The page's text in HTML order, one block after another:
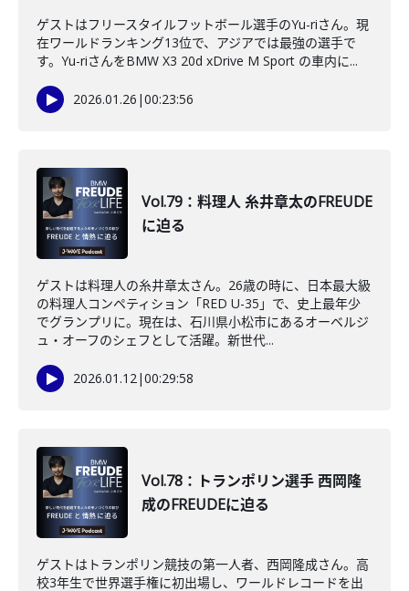
ゲストはフリースタイルフットボール選手のYu-riさん。現
在ワールドランキング13位で、アジアでは最強の選手で
す。Yu-riさんをBMW X3 20d xDrive M Sport の車内に...
2026.01.26 |00:23:56
Vol.79：料理人 糸井章太のFREUDE
に迫る
ゲストは料理人の糸井章太さん。26歳の時に、日本最大級
の料理人コンペティション「RED U-35」で、史上最年少
でグランプリに。現在は、石川県小松市にあるオーベルジ
ュ・オーフのシェフとして活躍。新世代...
2026.01.12|00:29:58
Vol.78：トランポリン選手 西岡隆
成のFREUDEに迫る
ゲストはトランポリン競技の第一人者、西岡隆成さん。高
校3年生で世界選手権に初出場し、ワールドレコードを出